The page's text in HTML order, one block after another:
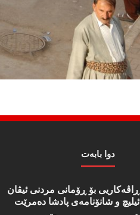
دوا بابه‌ت
ڕاڤەکاریی بۆ ڕۆمانی مردنی ئیڤان
ئیلیچ و شانۆنامەی پادشا دەمرێت